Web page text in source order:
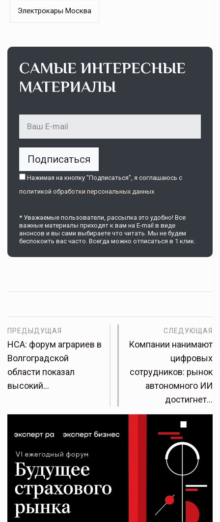
Электрокары Москва
САМЫЕ ИНТЕРЕСНЫЕ
МАТЕРИАЛЫ
Подписаться
Нажимая на кнопку "Подписаться", я соглашаюсь c
политикой обработки персональных данных
* Уважаемые пользователи, рассылка это удобно! Все
важные материалы приходят к вам на E-mail в виде
анонсов и вы сами выбираете что читать. Мы не будем
беспокоить вас часто. Всегда можно отписаться в 1 клик.
ПРЕДЫДУЩАЯ
НСА: форум аграриев в
Волгоградской
области показал
высокий…
СЛЕДУЮЩАЯ
Компании нанимают
цифровых
сотрудников: рынок
автономного ИИ
достигнет…